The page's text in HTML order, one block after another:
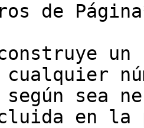
de
un
cualquier
sea
en la